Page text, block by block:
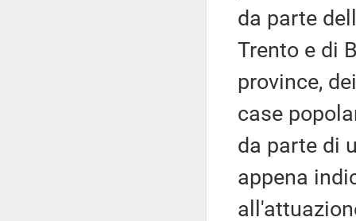
da parte
Trento e di
province,
case
da parte di
appena